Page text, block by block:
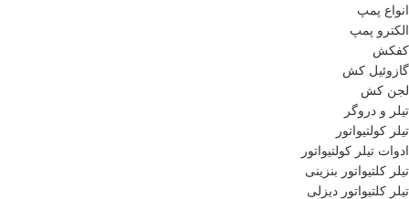
انواع پمپ
الکترو پمپ
کفکش
گازوئیل کش
لجن کش
تیلر و دروگر
تیلر کولتیواتور
ادوات تیلر کولتیواتور
تیلر کلتیواتور بنزینی
تیلر کلتیواتور دیزلی